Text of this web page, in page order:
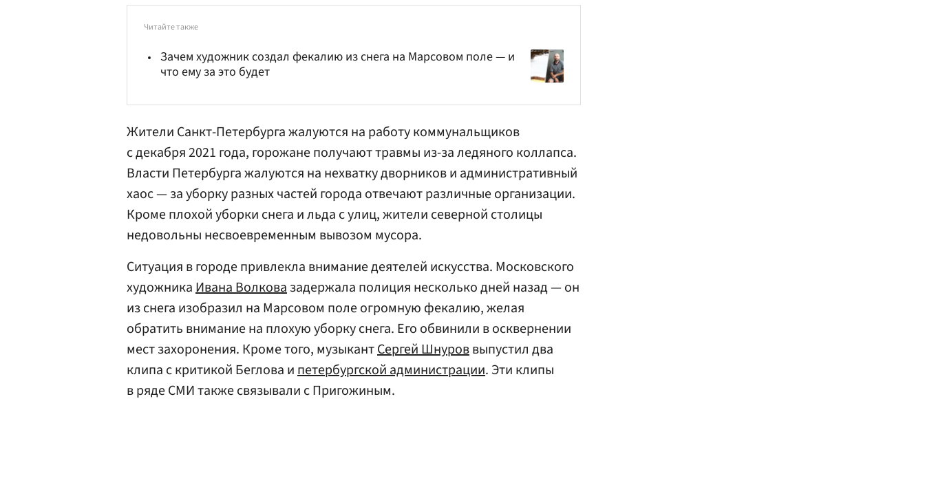
Читайте также
Зачем художник создал фекалию из снега на Марсовом поле — и
что ему за это будет
Жители Санкт-Петербурга жалуются на работу коммунальщиков
с декабря 2021 года, горожане получают травмы из-за ледяного коллапса.
Власти Петербурга жалуются на нехватку дворников и административный
хаос — за уборку разных частей города отвечают различные организации.
Кроме плохой уборки снега и льда с улиц, жители северной столицы
недовольны несвоевременным вывозом мусора.
Ситуация в городе привлекла внимание деятелей искусства. Московского
художникаИвана Волковазадержала полиция несколько дней назад — он
из снега изобразил на Марсовом поле огромную фекалию, желая
обратить внимание на плохую уборку снега. Его обвинили в осквернении
мест захоронения. Кроме того, музыкантСергей Шнуроввыпустил два
клипа с критикой Беглова ипетербургской администрации. Эти клипы
в ряде СМИ также связывали с Пригожиным.